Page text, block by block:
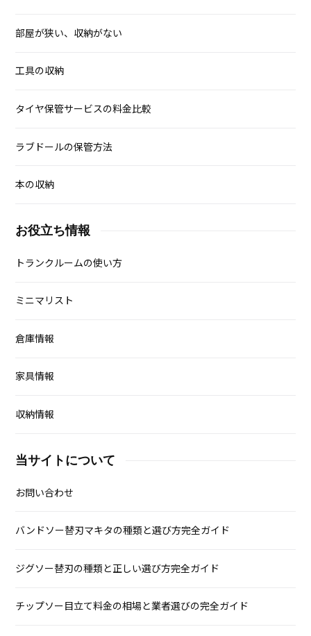
部屋が狭い、収納がない
工具の収納
タイヤ保管サービスの料金比較
ラブドールの保管方法
本の収納
お役立ち情報
トランクルームの使い方
ミニマリスト
倉庫情報
家具情報
収納情報
当サイトについて
お問い合わせ
バンドソー替刃マキタの種類と選び方完全ガイド
ジグソー替刃の種類と正しい選び方完全ガイド
チップソー目立て料金の相場と業者選びの完全ガイド